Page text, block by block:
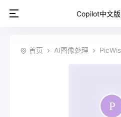
Copilot中文
首页 AI图像处理